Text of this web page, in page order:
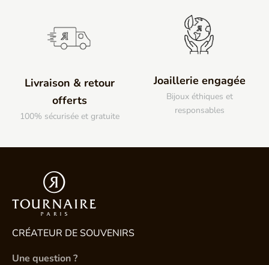
Livraison & retour
offerts
100% sécurisée et gratuite
Joaillerie engagée
Bijoux éthiques et
responsables
CRÉATEUR DE SOUVENIRS
Une question ?